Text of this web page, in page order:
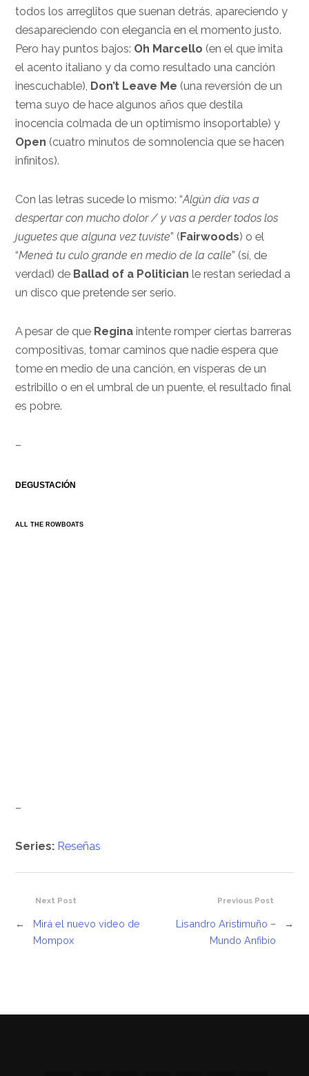
todos los arreglitos que suenan detrás, apareciendo y
desapareciendo con elegancia en el momento justo.
Pero hay puntos bajos: Oh Marcello (en el que imita
el acento italiano y da como resultado una canción
inescuchable), Don’t Leave Me (una reversión de un
tema suyo de hace algunos años que destila
inocencia colmada de un optimismo insoportable) y
Open (cuatro minutos de somnolencia que se hacen
infinitos).
Con las letras sucede lo mismo: “Algún día vas a
despertar con mucho dolor / y vas a perder todos los
juguetes que alguna vez tuviste” (Fairwoods) o el
“Meneá tu culo grande en medio de la calle” (sí, de
verdad) de Ballad of a Politician le restan seriedad a
un disco que pretende ser serio.
A pesar de que Regina intente romper ciertas barreras
compositivas, tomar caminos que nadie espera que
tome en medio de una canción, en vísperas de un
estribillo o en el umbral de un puente, el resultado final
es pobre.
–
DEGUSTACIÓN
ALL THE ROWBOATS
–
Series: Reseñas
Previous Post
Lisandro Aristimuño –
Mundo Anfibio
→
Next Post
←
Mirá el nuevo video de
Mompox